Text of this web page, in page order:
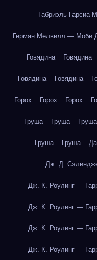
Габриэль Гарсиа
Герман Мелвилл — Моби
Говядина Говядина
Говядина Говядина
Горох Горох Горох
Груша Груша Груша
Груша Груша
Дж. Д.
Дж. К. Роулинг —
Дж. К. Роулинг —
Дж. К. Роулинг —
Дж. К. Роулинг —